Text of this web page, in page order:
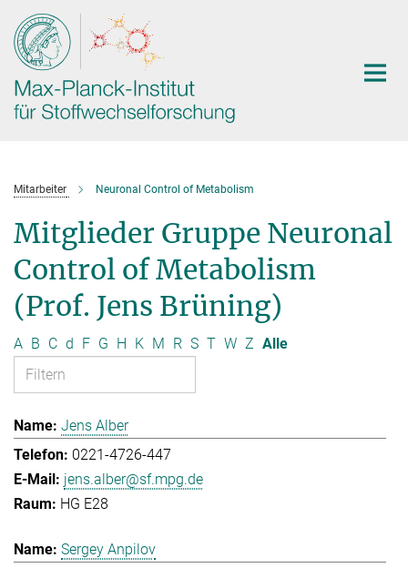
Hauptinhalt
Mitarbeiter Neuronal Control of Metabolism
Mitglieder Gruppe Neuronal
Control of Metabolism
(Prof. Jens Brüning)
A B C d F G H K M R S T W Z Alle
Jens Alber
0221-4726-447
jens.alber@sf.mpg.de
HG E28
Sergey Anpilov